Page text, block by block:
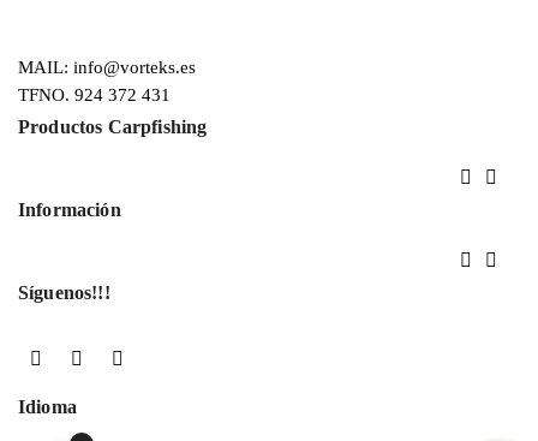
MAIL: info@vorteks.es
TFNO. 924 372 431
Productos Carpfishing


Información


Síguenos!!!
Idioma